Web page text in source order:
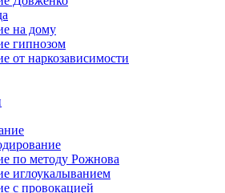
на дому
гипнозом
от наркозависимости
по методу Рожнова
иглоукалыванием
с провокацией